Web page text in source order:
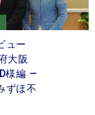
ュー
大阪
様編 —
ずほ不